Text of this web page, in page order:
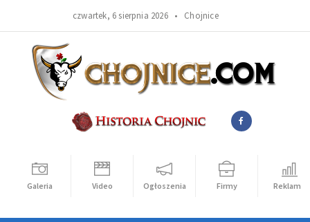
czwartek, 6 sierpnia 2026 • Chojnice
Galeria Video Ogłoszenia Firmy Reklama